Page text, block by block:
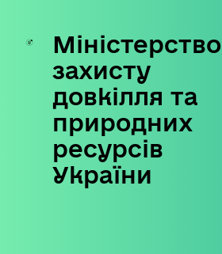
Skip
content
Міністерство
захисту
довкілля та
природних
ресурсів
України